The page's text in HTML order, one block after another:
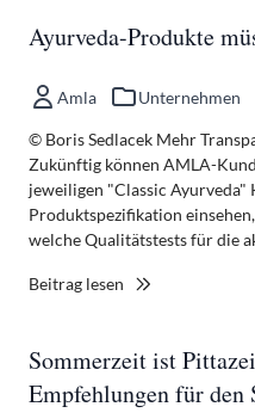
Ayurveda-Produkte
Amla Unternehmen
© Boris Sedlacek Mehr
Zukünftig können AMLA-
jeweiligen "Classic
Produktspezifikation
welche Qualitätstests für die
Beitrag lesen
Sommerzeit ist
Empfehlungen für den